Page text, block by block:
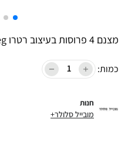
מצנם 4 פרוסות בעיצוב רטרו Smeg סמג TSF02 קרם
כמות:
חנות
מובייל סלולר+